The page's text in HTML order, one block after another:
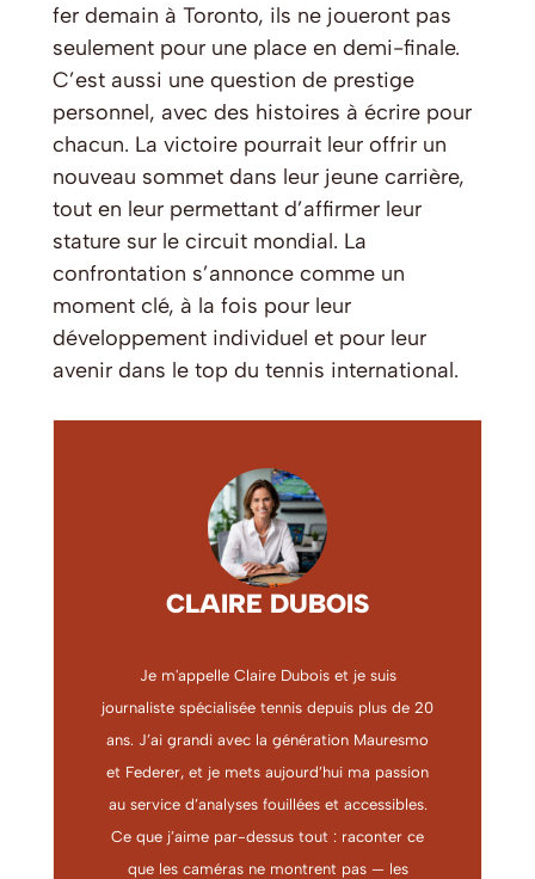
fer demain à Toronto, ils ne joueront pas
seulement pour une place en demi-finale.
C’est aussi une question de prestige
personnel, avec des histoires à écrire pour
chacun. La victoire pourrait leur offrir un
nouveau sommet dans leur jeune carrière,
tout en leur permettant d’affirmer leur
stature sur le circuit mondial. La
confrontation s’annonce comme un
moment clé, à la fois pour leur
développement individuel et pour leur
avenir dans le top du tennis international.
CLAIRE DUBOIS
Je m'appelle Claire Dubois et je suis
journaliste spécialisée tennis depuis plus de 20
ans. J’ai grandi avec la génération Mauresmo
et Federer, et je mets aujourd’hui ma passion
au service d’analyses fouillées et accessibles.
Ce que j’aime par-dessus tout : raconter ce
que les caméras ne montrent pas — les